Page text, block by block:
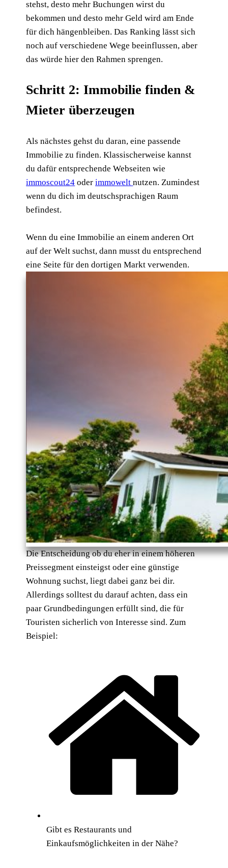
stehst, desto mehr Buchungen wirst du
bekommen und desto mehr Geld wird am Ende
für dich hängenbleiben. Das Ranking lässt sich
noch auf verschiedene Wege beeinflussen, aber
das würde hier den Rahmen sprengen.
Schritt 2: Immobilie finden &
Mieter überzeugen
Als nächstes gehst du daran, eine passende
Immobilie zu finden. Klassischerweise kannst
du dafür entsprechende Webseiten wie
immoscout24 oderimmoweltnutzen. Zumindest
wenn du dich im deutschsprachigen Raum
befindest.
Wenn du eine Immobilie an einem anderen Ort
auf der Welt suchst, dann musst du entsprechend
eine Seite für den dortigen Markt verwenden.
Die Entscheidung ob du eher in einem höheren
Preissegment einsteigst oder eine günstige
Wohnung suchst, liegt dabei ganz bei dir.
Allerdings solltest du darauf achten, dass ein
paar Grundbedingungen erfüllt sind, die für
Touristen sicherlich von Interesse sind. Zum
Beispiel:
Gibt es Restaurants und
Einkaufsmöglichkeiten in der Nähe?